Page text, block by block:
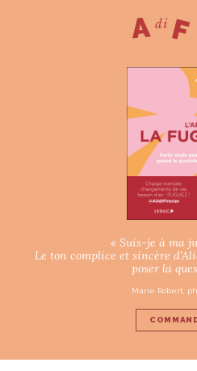
« Suis-je à ma
Le ton complice et sincère
poser la
Marie Robert,